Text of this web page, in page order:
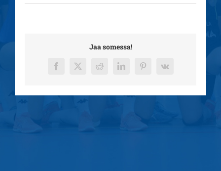
Jaa somessa!
Facebook
X RedditLinkedInPinterest
Vk